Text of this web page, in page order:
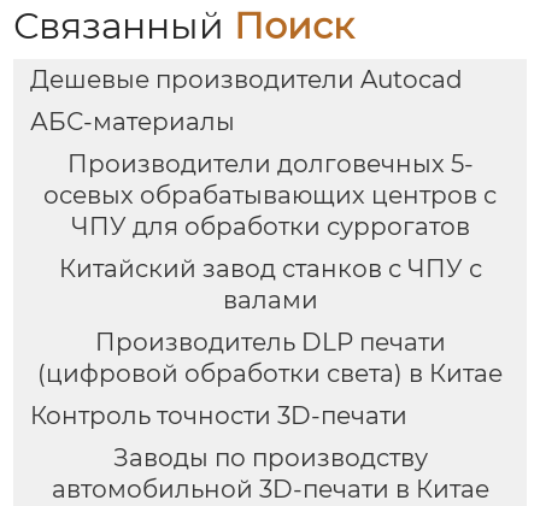
Связанный Поиск
Дешевые производители Autocad
АБС-материалы
Производители долговечных 5-
осевых обрабатывающих центров с
ЧПУ для обработки суррогатов
Китайский завод станков с ЧПУ с
валами
Производитель DLP печати
(цифровой обработки света) в Китае
Контроль точности 3D-печати
Заводы по производству
автомобильной 3D-печати в Китае